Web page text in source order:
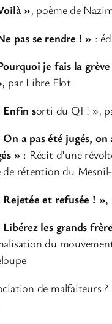
», poème de
pas se rendre ! » :
je fais la
, par Libre Flot
Enfin sorti du QI ! »,
a pas été jugés, on
» : Récit d’une
de rétention du
Rejetée et refusée ! »,
Libérez les grands
du
de malfaiteurs